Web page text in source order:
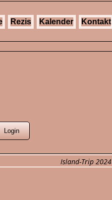
Rezis Kalender Kontakt
Island-Trip